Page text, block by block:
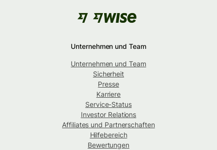
Unternehmen und Team
Unternehmen und Team
Sicherheit
Presse
Karriere
Service-Status
Investor Relations
Affiliates und Partnerschaften
Hilfebereich
Bewertungen